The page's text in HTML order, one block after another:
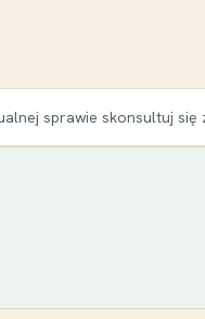
sprawie skonsultuj się